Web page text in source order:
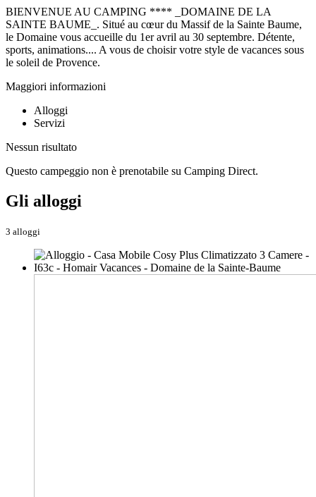
BIENVENUE AU CAMPING **** _DOMAINE DE LA
SAINTE BAUME_. Situé au cœur du Massif de la Sainte Baume,
le Domaine vous accueille du 1er avril au 30 septembre. Détente,
sports, animations.... A vous de choisir votre style de vacances sous
le soleil de Provence.
Maggiori informazioni
Alloggi
Servizi
Nessun risultato
Questo campeggio non è prenotabile su Camping Direct.
Gli alloggi
3 alloggi